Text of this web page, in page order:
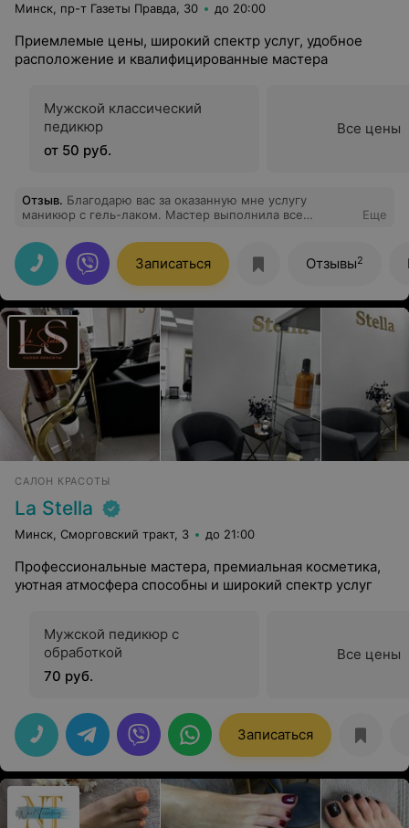
Минск, пр-т Газеты Правда, 30 до 20:00
Приемлемые цены, широкий спектр услуг, удобное
расположение и квалифицированные мастера
Мужской классический
педикюр
от 50 руб.
Все цены
Отзыв. Благодарю вас за оказанную мне услугу
маникюр с гель-лаком. Мастер выполнила все
помогли определиться с цветом лака. Теперь я рада и
любуюсь своими красивыми ногтями.
Еще
Записаться Отзывы2
САЛОН КРАСОТЫ
La Stella
Минск, Сморговский тракт, 3 до 21:00
Профессиональные мастера, премиальная косметика,
уютная атмосфера способны и широкий спектр услуг
Мужской педикюр с
обработкой
70 руб.
Все цены
Записаться